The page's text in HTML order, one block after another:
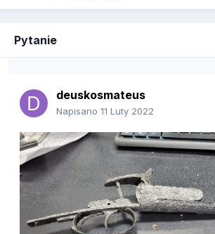
Pytanie
deuskosmateus
Napisano 11 Luty 2022